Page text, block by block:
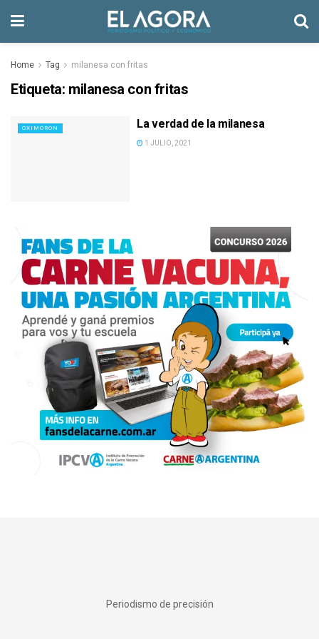
Home Tag milanesa con fritas
Etiqueta: milanesa con fritas
OXIMORON La verdad de la milanesa
1 JULIO, 2021
Periodismo de precisión